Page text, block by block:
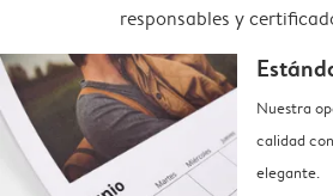
responsables y
Nuestra
calidad
elegante.